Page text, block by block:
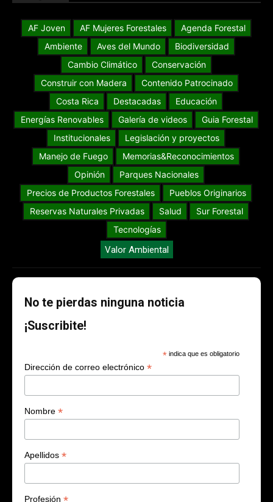
AF Joven AF Mujeres Forestales
Agenda Forestal
Ambiente
Aves del Mundo
Biodiversidad
Cambio Climático
Conservación
Construir con Madera
Contenido Patrocinado
Costa Rica
Destacadas
Educación
Energías Renovables
Galería de videos
Guia Forestal
Institucionales
Legislación y proyectos
Manejo de Fuego
Memorias&Reconocimientos
Opinión
Parques Nacionales
Precios de Productos Forestales
Pueblos Originarios
Reservas Naturales Privadas
Salud
Sur Forestal
Tecnologías
Valor Ambiental
No te pierdas ninguna noticia
¡Suscribite!
* indica que es obligatorio
Dirección de correo electrónico *
Nombre *
Apellidos *
Profesión